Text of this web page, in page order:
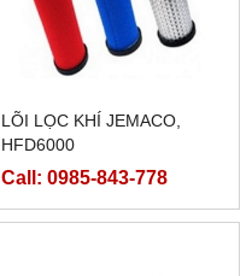
LÕI LỌC KHÍ JEMACO,
HFD6000
Call: 0985-843-778